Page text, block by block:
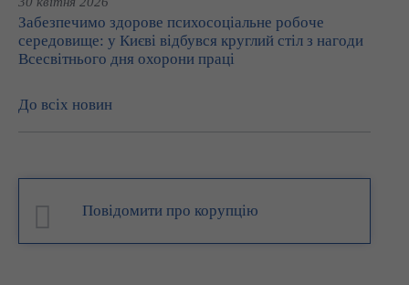
Забезпечимо здорове психосоціальне робоче
середовище: у Києві відбувся круглий стіл з нагоди
Всесвітнього дня охорони праці
До всіх новин
Повідомити про корупцію